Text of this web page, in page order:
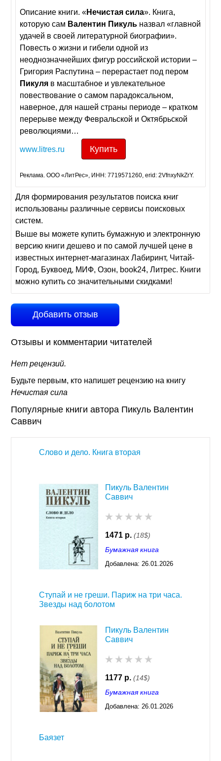
Описание книги. «Нечистая сила». Книга,
которую сам Валентин Пикуль назвал «главной
удачей в своей литературной биографии».
Повесть о жизни и гибели одной из
неоднозначнейших фигур российской истории –
Григория Распутина – перерастает под пером
Пикуля в масштабное и увлекательное
повествование о самом парадоксальном,
наверное, для нашей страны периоде – кратком
перерыве между Февральской и Октябрьской
революциями…
www.litres.ru Купить
Реклама. ООО «ЛитРес», ИНН: 7719571260, erid: 2VfnxyNkZrY.
Для формирования результатов поиска книг
использованы различные сервисы поисковых
систем.
Выше вы можете купить бумажную и электронную
версию книги дешево и по самой лучшей цене в
известных интернет-магазинах Лабиринт, Читай-
Город, Буквоед, МИФ, Озон, book24, Литрес. Книги
можно купить со значительными скидками!
Добавить отзыв
Отзывы и комментарии читателей
Нет рецензий.
Будьте первым, кто напишет рецензию на книгу
Нечистая сила
Популярные книги автора Пикуль Валентин
Саввич
Слово и дело. Книга вторая
Пикуль Валентин
Саввич
1471 р. (18$)
Бумажная книга
Добавлена: 26.01.2026
Ступай и не греши. Париж на три часа.
Звезды над болотом
Пикуль Валентин
Саввич
1177 р. (14$)
Бумажная книга
Добавлена: 26.01.2026
Баязет